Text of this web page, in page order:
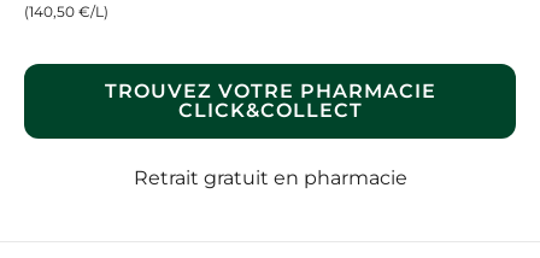
(140,50 €/L)
TROUVEZ VOTRE PHARMACIE
CLICK&COLLECT
Retrait gratuit en pharmacie